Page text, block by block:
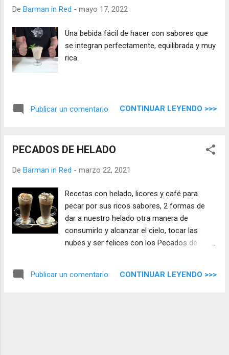
De Barman in Red - mayo 17, 2022
Una bebida fácil de hacer con sabores que
se integran perfectamente, equilibrada y muy
rica.
Publicar un comentario CONTINUAR LEYENDO >>>
PECADOS DE HELADO
De Barman in Red - marzo 22, 2021
Recetas con helado, licores y café para
pecar por sus ricos sabores, 2 formas de
dar a nuestro helado otra manera de
consumirlo y alcanzar el cielo, tocar las
nubes y ser felices con los Pecados de
Publicar un comentario CONTINUAR LEYENDO >>>